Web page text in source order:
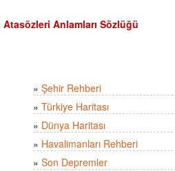
Atasözleri Anlamları Sözlüğü
» Şehir Rehberi
» Türkiye Haritası
» Dünya Haritası
» Havalimanları Rehberi
» Son Depremler